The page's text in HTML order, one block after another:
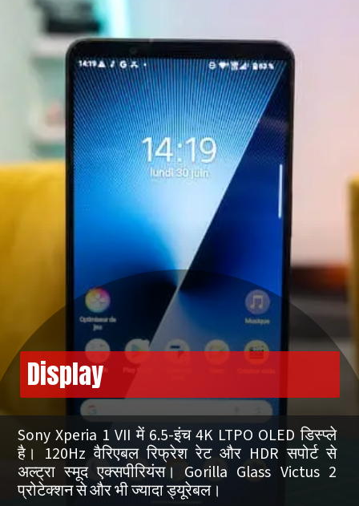
Display
Sony Xperia 1 VII में 6.5-इंच 4K LTPO OLED डिस्प्ले
है। 120Hz वैरिएबल रिफ्रेश रेट और HDR सपोर्ट से
अल्ट्रा स्मूद एक्सपीरियंस। Gorilla Glass Victus 2
प्रोटेक्शन से और भी ज्यादा ड्यूरेबल।